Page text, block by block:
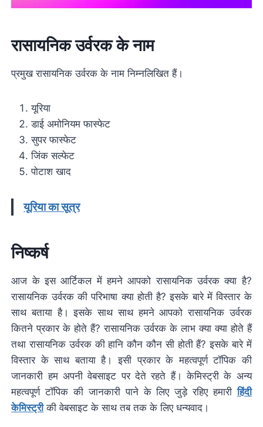
रासायनिक उर्वरक के नाम
प्रमुख रासायनिक उर्वरक के नाम निम्नलिखित हैं।
यूरिया
डाई अमोनियम फास्फेट
सुपर फास्फेट
जिंक सल्फेट
पोटाश खाद
यूरिया का सूत्र
निष्कर्ष
आज के इस आर्टिकल में हमने आपको रासायनिक उर्वरक क्या है?
रासायनिक उर्वरक की परिभाषा क्या होती है? इसके बारे में विस्तार के
साथ बताया है। इसके साथ साथ हमने आपको रासायनिक उर्वरक
कितने प्रकार के होते हैं? रासायनिक उर्वरक के लाभ क्या क्या होते हैं
तथा रासायनिक उर्वरक की हानि कौन कौन सी होती हैं? इसके बारे में
विस्तार के साथ बताया है। इसी प्रकार के महत्वपूर्ण टॉपिक की
जानकारी हम अपनी वेबसाइट पर देते रहते हैं। केमिस्ट्री के अन्य
महत्वपूर्ण टॉपिक की जानकारी पाने के लिए जुड़े रहिए हमारीहिंदी
केमिस्ट्रीकी वेबसाइट के साथ तब तक के लिए धन्यवाद।